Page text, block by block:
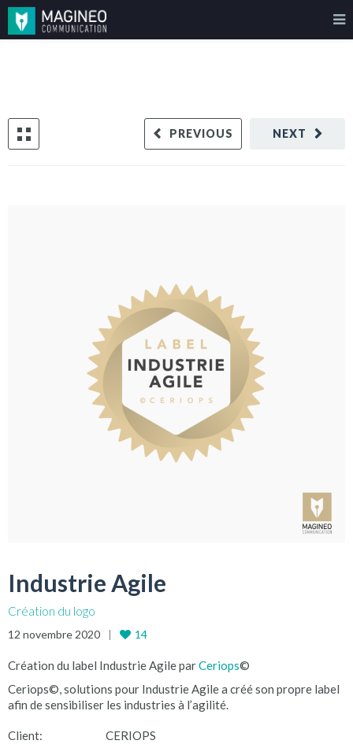
NEXT
PREVIOUS
Industrie Agile
Création du logo
12 novembre 2020 14
Création du label Industrie Agile parCeriops©
Ceriops©, solutions pour Industrie Agile a créé son propre label
afin de sensibiliser les industries à l’agilité.
Client: CERIOPS